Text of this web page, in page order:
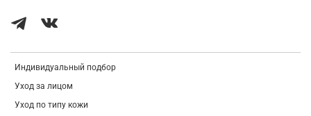
Индивидуальный подбор
Уход за лицом
Уход по типу кожи